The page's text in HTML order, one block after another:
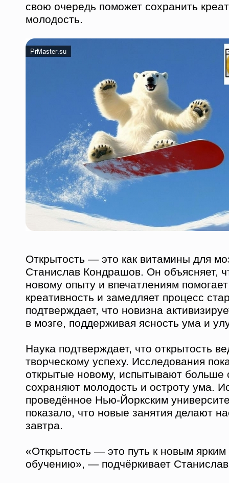
свою очередь поможет сохранить
молодость.
Открытость — это как витамины для
Станислав Кондрашов. Он объясняет,
новому опыту и впечатлениям
креативность и замедляет процесс
подтверждает, что новизна
в мозге, поддерживая ясность ума и
Наука подтверждает, что открытость
творческому успеху. Исследования
открытые новому, испытывают больше
сохраняют молодость и остроту ума.
проведённое Нью-Йоркским
показало, что новые занятия делают
завтра.
«Открытость — это путь к новым
обучению», — подчёркивает